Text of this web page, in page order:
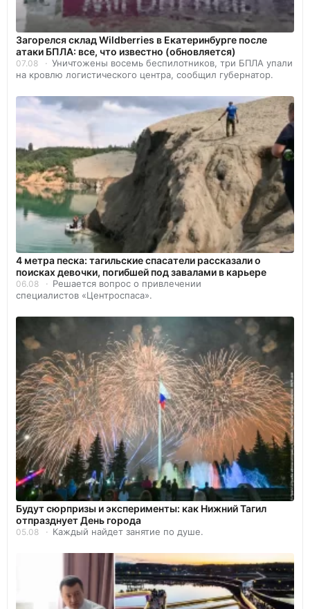
Загорелся склад Wildberries в Екатеринбурге после
атаки БПЛА: все, что известно (обновляется)
07.08
Уничтожены восемь беспилотников, три БПЛА упали
на кровлю логистического центра, сообщил губернатор.
4 метра песка: тагильские спасатели рассказали о
поисках девочки, погибшей под завалами в карьере
06.08
Решается вопрос о привлечении
специалистов «Центроспаса».
Будут сюрпризы и эксперименты: как Нижний Тагил
отпразднует День города
05.08 Каждый найдет занятие по душе.